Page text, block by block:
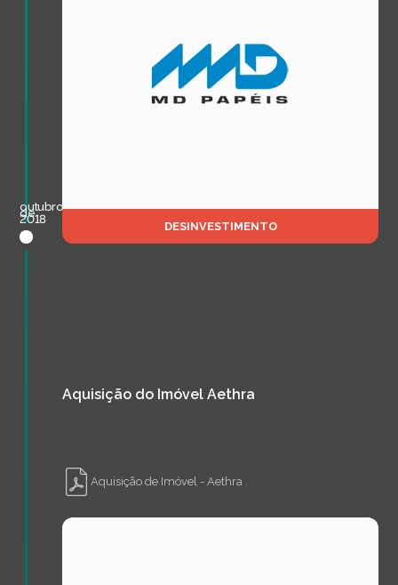
outubro
de
2018
DESINVESTIMENTO
Aquisição do Imóvel Aethra
Aquisição de Imóvel - Aethra